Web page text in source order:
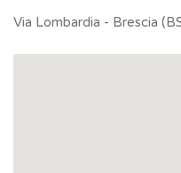
Via Lombardia - Brescia